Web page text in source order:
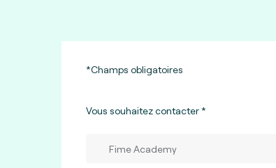
*Champs obligatoires
Vous souhaitez contacter